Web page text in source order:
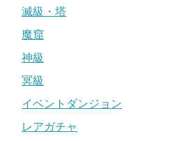
滅級・塔
魔窟
神級
冥級
イベントダンジョン
レアガチャ